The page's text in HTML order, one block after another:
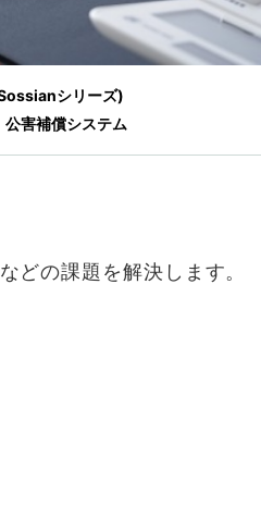
シリーズ)
公害補償システム
どの課題を解決します。